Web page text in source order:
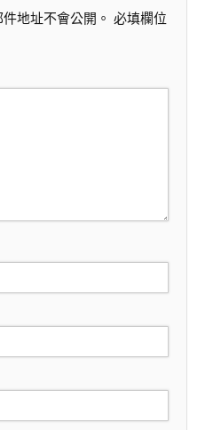
地址不會公開。 必填欄位